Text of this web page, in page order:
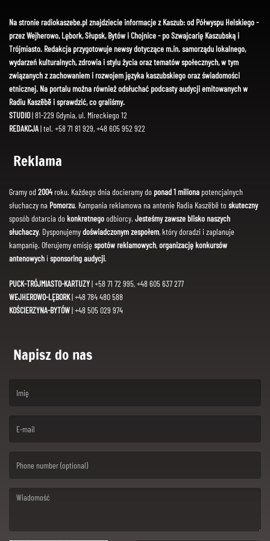
Na stronie radiokaszebe.pl znajdziecie informacje z Kaszub: od Półwyspu Helskiego -
przez Wejherowo, Lębork, Słupsk, Bytów i Chojnice - po Szwajcarię Kaszubską i
Trójmiasto. Redakcja przygotowuje newsy dotyczące m.in. samorządu lokalnego,
wydarzeń kulturalnych, zdrowia i stylu życia oraz tematów społecznych, w tym
związanych z zachowaniem i rozwojem języka kaszubskiego oraz świadomości
etnicznej. Na portalu można również odsłuchać podcasty audycji emitowanych w
Radiu Kaszëbë i sprawdzić, co graliśmy.
STUDIO| 81-229 Gdynia, ul. Mireckiego 12
REDAKCJA| tel. +58 71 81 929, +48 605 952 922
Reklama
Gramy od 2004roku. Każdego dnia docieramy do ponad 1 miliona potencjalnych
słuchaczy na Pomorzu. Kampania reklamowa na antenie Radia Kaszëbë toskuteczny
sposób dotarcia dokonkretnegoodbiorcy. Jesteśmy zawsze blisko naszych
słuchaczy. Dysponujemydoświadczonym zespołem, który doradzi i zaplanuje
kampanię. Oferujemy emisję spotów reklamowych,organizację konkursów
antenowychi sponsoring audycji.
PUCK-TRÓJMIASTO-KARTUZY| +58 71 72 995, +48 605 637 277
WEJHEROWO-LĘBORK| +48 784 480 588
KOŚCIERZYNA-BYTÓW| +48 505 029 974
Napisz do nas